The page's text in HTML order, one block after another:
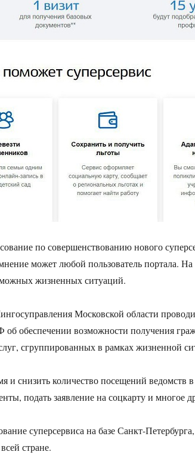
по совершенствованию нового
может любой пользователь портала.
жизненных ситуаций.
Московской области
обеспечении возможности получения
сгруппированных в рамках жизненной
и снизить количество посещений ведомств
подать заявление на соцкарту и многое
суперсервиса на базе Санкт-
стране.